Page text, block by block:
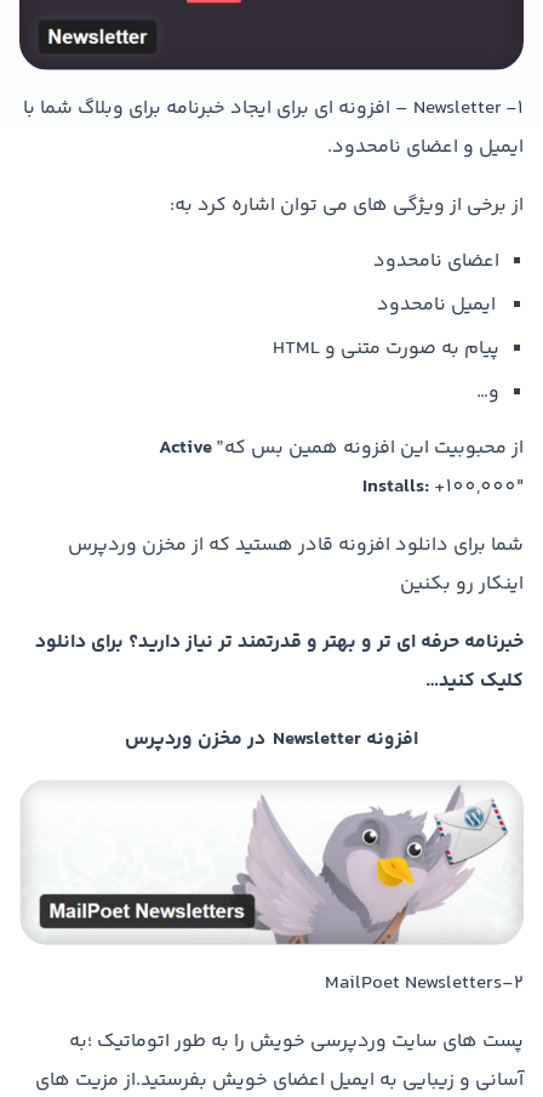
۱- Newsletter – افزونه ای برای ایجاد خبرنامه برای وبلاگ شما با
ایمیل و اعضای نامحدود.
از برخی از ویژگی های می توان اشاره کرد به:
اعضای نامحدود
ایمیل نامحدود
پیام به صورت متنی و HTML
و…
از محبوبیت این افزونه همین بس که”Active
Installs: +100,000″
شما برای دانلود افزونه قادر هستید که از مخزن وردپرس
اینکار رو بکنین
خبرنامه حرفه ای تر و بهتر و قدرتمند تر نیاز دارید؟ برای دانلود
کلیک کنید…
افزونه Newsletter در مخزن وردپرس
۲-MailPoet Newsletters
پست های سایت وردپرسی خویش را به طور اتوماتیک ؛به
آسانی و زیبایی به ایمیل اعضای خویش بفرستید.از مزیت های